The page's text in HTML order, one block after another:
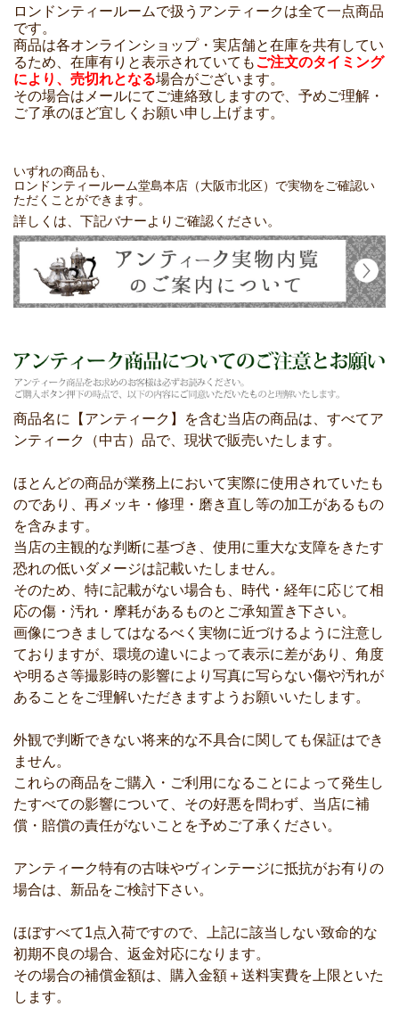
ロンドンティールームで扱うアンティークは全て一点商品
です。
商品は各オンラインショップ・実店舗と在庫を共有してい
るため、在庫有りと表示されていてもご注文のタイミング
により、売切れとなる場合がございます。
その場合はメールにてご連絡致しますので、予めご理解・
ご了承のほど宜しくお願い申し上げます。
いずれの商品も、
ロンドンティールーム堂島本店（大阪市北区）で実物をご確認い
ただくことができます。
詳しくは、下記バナーよりご確認ください。
商品名に【アンティーク】を含む当店の商品は、すべてア
ンティーク（中古）品で、現状で販売いたします。
ほとんどの商品が業務上において実際に使用されていたも
のであり、再メッキ・修理・磨き直し等の加工があるもの
を含みます。
当店の主観的な判断に基づき、使用に重大な支障をきたす
恐れの低いダメージは記載いたしません。
そのため、特に記載がない場合も、時代・経年に応じて相
応の傷・汚れ・摩耗があるものとご承知置き下さい。
画像につきましてはなるべく実物に近づけるように注意し
ておりますが、環境の違いによって表示に差があり、角度
や明るさ等撮影時の影響により写真に写らない傷や汚れが
あることをご理解いただきますようお願いいたします。
外観で判断できない将来的な不具合に関しても保証はでき
ません。
これらの商品をご購入・ご利用になることによって発生し
たすべての影響について、その好悪を問わず、当店に補
償・賠償の責任がないことを予めご了承ください。
アンティーク特有の古味やヴィンテージに抵抗がお有りの
場合は、新品をご検討下さい。
ほぼすべて1点入荷ですので、上記に該当しない致命的な
初期不良の場合、返金対応になります。
その場合の補償金額は、購入金額＋送料実費を上限といた
します。